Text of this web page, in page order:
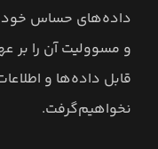
داده‌های حساس خود
و مسوولیت آن را بر
قابل داده‌ها و
نخواهیم‌گرفت.